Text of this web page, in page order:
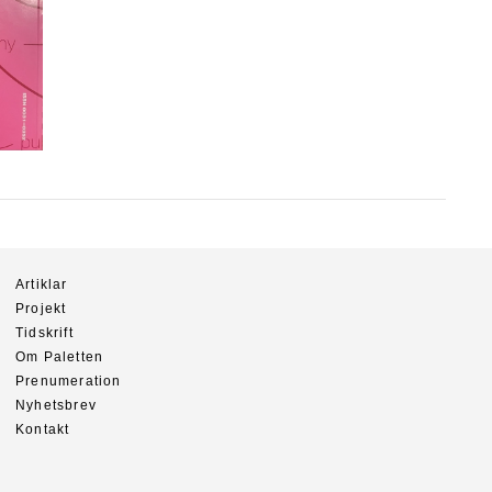
Artiklar
Projekt
Tidskrift
Om Paletten
Prenumeration
Nyhetsbrev
Kontakt